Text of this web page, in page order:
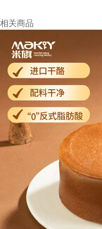
相关商品